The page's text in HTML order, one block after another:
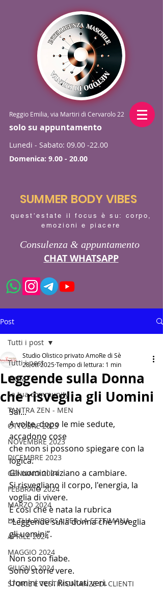
Lunedi - Sabato: 09.00 -22.00
Domenica: 9.00 - 20.00
Reggio Emilia, via Martiri di Cervarolo 22
solo su appuntamento
SUMMER BODY VIBES
quest’estate il focus è su: corpo,
emozioni e piacere
Consulenza & appuntamento
CHAT WHATSAPP
Post
Tutti i post
Inizia
La tua community
TANTRA ZEN - MEN
OTTOBRE 2023
NOVEMBRE 2023
DICEMBRE 2023
GENNAIO 2024
FEBBRAIO 2024
MARZO 2024
LA TUA RISORSA PER LA SETTIMANA
APRILE 2024
MAGGIO 2024
GIUGNO 2024
STORIE E TESTIMONIANZE DI CLIENTI
Tutti i post
Leggende sulla Donna
che risveglia gli Uomini
Studio Olistico privato AmoRe di Sè
28 ott 2025Tempo di lettura: 1 min
Sai...
A volte, dopo le mie sedute,
accadono cose
che non si possono spiegare con la
logica.
Gli uomini iniziano a cambiare.
Si risvegliano il corpo, l'energia, la
voglia di vivere.
È così che è nata la rubrica
“Leggende sulla donna che risveglia
gli uomini”.
Non sono fiabe.
Sono storie vere.
Uomini veri. Risultati veri.